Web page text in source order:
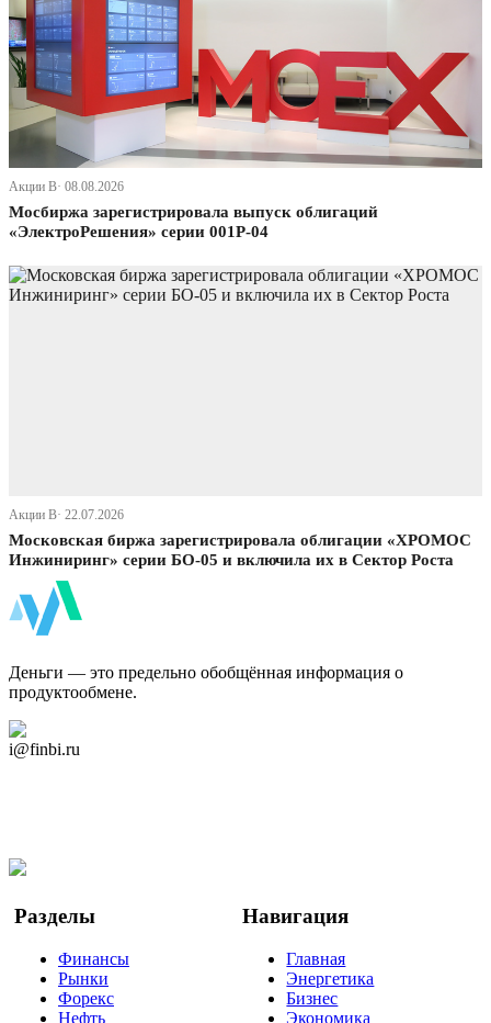
Акции В· 08.08.2026
Мосбиржа зарегистрировала выпуск облигаций
«ЭлектроРешения» серии 001Р-04
Акции В· 22.07.2026
Московская биржа зарегистрировала облигации «ХРОМОС
Инжиниринг» серии БО-05 и включила их в Сектор Роста
Деньги — это предельно обобщённая информация о
продуктообмене.
i@finbi.ru
Разделы
Финансы
Рынки
Форекс
Нефть
Навигация
Главная
Энергетика
Бизнес
Экономика